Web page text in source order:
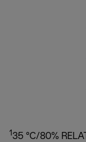
1 35 °C/80%